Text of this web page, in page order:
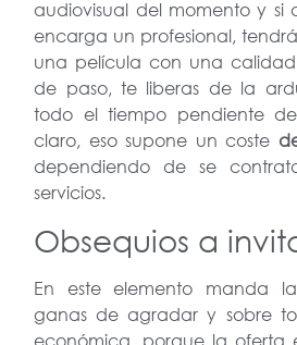
audiovisual del momento y si
encarga un profesional,
una película con una
de paso, te liberas de la
todo el tiempo pendiente
claro, eso supone un coste
dependiendo de se
servicios.
Obsequios a
En este elemento manda
ganas de agradar y sobre
económica, porque la oferta